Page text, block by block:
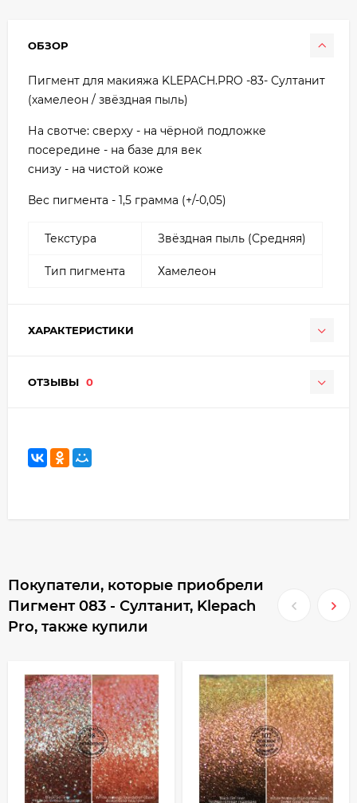
ОБЗОР
Пигмент для макияжа KLEPACH.PRO -83- Султанит
(хамелеон / звёздная пыль)
На свотче: сверху - на чёрной подложке
посередине - на базе для век
снизу - на чистой коже
Вес пигмента - 1,5 грамма (+/-0,05)
Текстура Звёздная пыль (Средняя)
Тип пигмента Хамелеон
ХАРАКТЕРИСТИКИ
ОТЗЫВЫ 0
Покупатели, которые приобрели
Пигмент 083 - Султанит, Klepach
Pro, также купили